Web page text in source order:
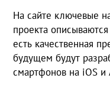
На сайте ключевые
проекта
есть качественная
будущем будут
смартфонов на iOS и